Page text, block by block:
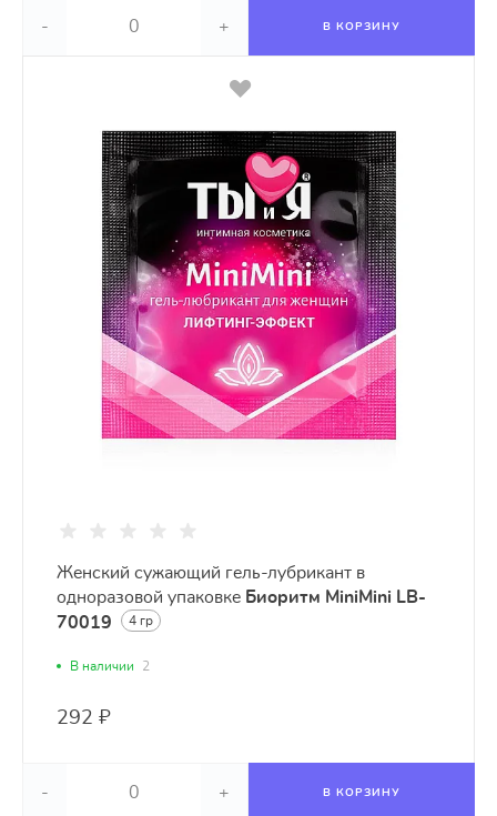
- + В КОРЗИНУ
Женский сужающий гель-лубрикант в
одноразовой упаковке Биоритм MiniMini LB-
70019
4 гр
В наличии 2
292 ₽
- + В КОРЗИНУ